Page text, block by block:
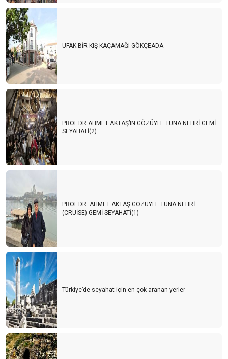
UFAK BİR KIŞ KAÇAMAĞI GÖKÇEADA
PROF.DR.AHMET AKTAŞ’IN GÖZÜYLE TUNA NEHRİ GEMİ
SEYAHATİ(2)
PROF.DR. AHMET AKTAŞ GÖZÜYLE TUNA NEHRİ
(CRUİSE) GEMİ SEYAHATİ(1)
Türkiye’de seyahat için en çok aranan yerler